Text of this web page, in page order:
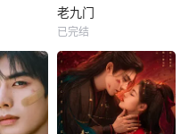
老九门
已完结